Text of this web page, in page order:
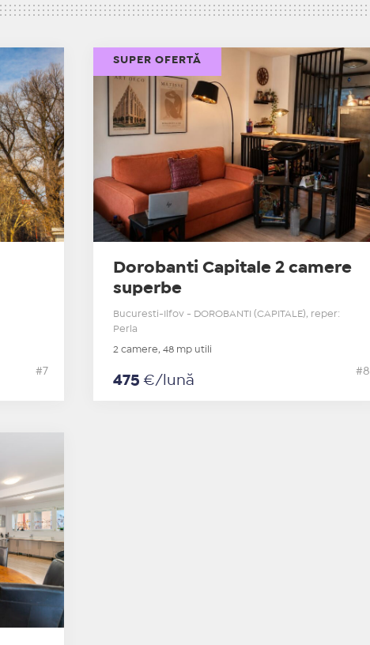
#7
Dorobanti Capitale 2 camere
superbe
Bucuresti-Ilfov - DOROBANTI (CAPITALE), reper:
Perla
2 camere, 48 mp utili
475€/lună
#8
SUPER OFERTĂ